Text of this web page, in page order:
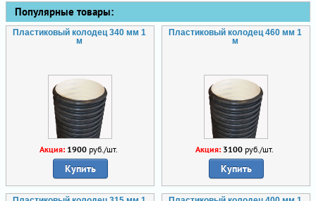
Популярные товары:
Пластиковый колодец 340 мм 1
м
Акция: 1900руб./шт.
Купить
Пластиковый колодец 460 мм 1
м
Акция: 3100руб./шт.
Купить